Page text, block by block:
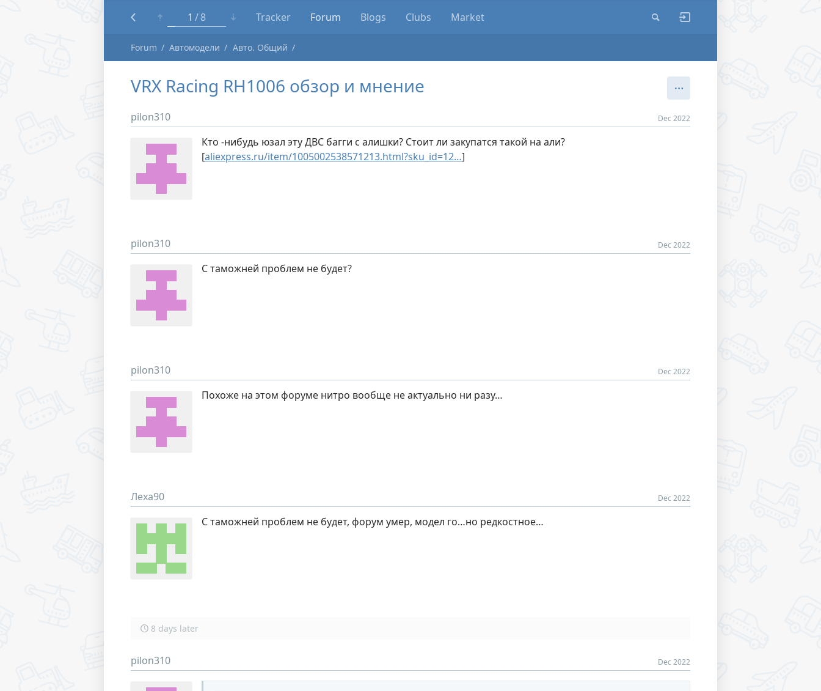
1 8 Tracker Forum Blogs Clubs Market
Forum Автомодели Авто. Общий
VRX Racing RH1006 обзор и мнение
pilon310 Dec 2022
Кто -нибудь юзал эту ДВС багги с алишки? Стоит ли закупатся такой на али?
[aliexpress.ru/item/1005002538571213.html?sku_id=12…]
pilon310 Dec 2022
С таможней проблем не будет?
pilon310 Dec 2022
Похоже на этом форуме нитро вообще не актуально ни разу…
Леха90 Dec 2022
С таможней проблем не будет, форум умер, модел го…но редкостное…
8 days later
pilon310 Dec 2022